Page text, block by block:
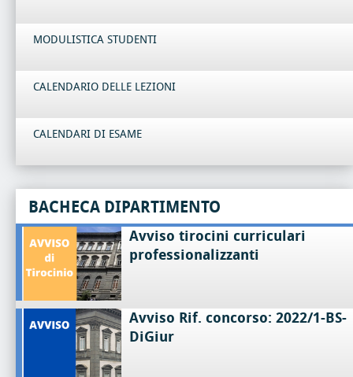
MODULISTICA STUDENTI
CALENDARIO DELLE LEZIONI
CALENDARI DI ESAME
BACHECA DIPARTIMENTO
Avviso tirocini curriculari
professionalizzanti
Avviso Rif. concorso: 2022/1-BS-
DiGiur